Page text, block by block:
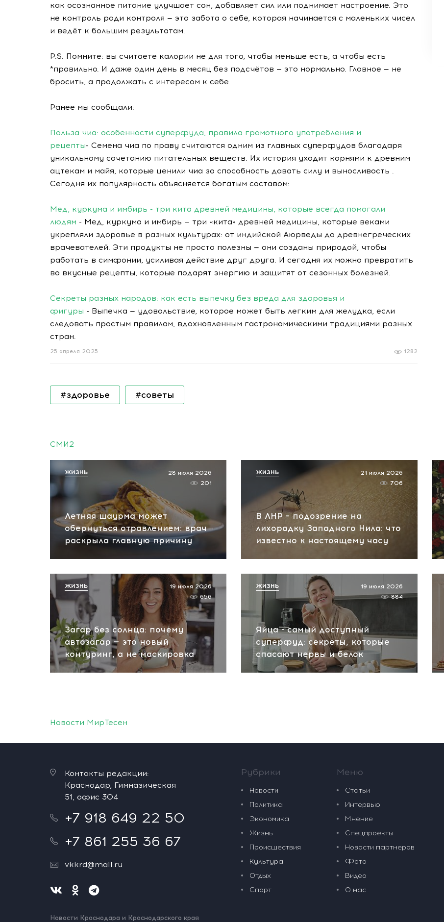
как осознанное питание улучшает сон, добавляет сил или поднимает настроение. Это
не контроль ради контроля — это забота о себе, которая начинается с маленьких чисел
и ведёт к большим результатам.
P.S. Помните: вы считаете калории не для того, чтобы меньше есть, а чтобы есть
*правильно. И даже один день в месяц без подсчётов — это нормально. Главное — не
бросить, а продолжать с интересом к себе.
Ранее мы сообщали:
Польза чиа: особенности суперфуда, правила грамотного употребления и
рецепты- Семена чиа по праву считаются одним из главных суперфудов благодаря
уникальному сочетанию питательных веществ. Их история уходит корнями к древним
ацтекам и майя, которые ценили чиа за способность давать силу и выносливость .
Сегодня их популярность объясняется богатым составом:
Мед, куркума и имбирь - три кита древней медицины, которые всегда помогали
людям - Мед, куркума и имбирь — три «кита» древней медицины, которые веками
укрепляли здоровье в разных культурах: от индийской Аюрведы до древнегреческих
врачевателей. Эти продукты не просто полезны — они созданы природой, чтобы
работать в симфонии, усиливая действие друг друга. И сегодня их можно превратить
во вкусные рецепты, которые подарят энергию и защитят от сезонных болезней.
Секреты разных народов: как есть выпечку без вреда для здоровья и
фигуры - Выпечка — удовольствие, которое может быть легким для желудка, если
следовать простым правилам, вдохновленным гастрономическими традициями разных
стран.
1282
25 апреля 2025
#здоровье #советы
СМИ2
Летняя шаурма может
обернуться отравлением: врач
раскрыла главную причину
28 июля 2026
201
ЖИЗНЬ
В ЛНР – подозрение на
лихорадку Западного Нила: что
известно к настоящему часу
21 июля 2026
706
ЖИЗНЬ
Загар без солнца: почему
автозагар — это новый
контуринг, а не маскировка
19 июля 2026
656
ЖИЗНЬ
Яйца - самый доступный
суперфуд: секреты, которые
спасают нервы и белок
19 июля 2026
884
ЖИЗНЬ
Новости МирТесен
Контакты редакции:
Краснодар, Гимназическая
51, офис 304
+7 918 649 22 50
+7 861 255 36 67
vkkrd@mail.ru
Новости Краснодара и Краснодарского края
Рубрики
Новости
Политика
Экономика
Жизнь
Происшествия
Культура
Отдых
Спорт
Меню
Статьи
Интервью
Мнение
Спецпроекты
Новости партнеров
Фото
Видео
О нас